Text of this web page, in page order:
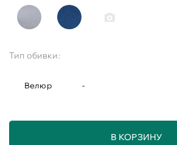
Тип обивки:
Велюр -
В КОРЗИНУ